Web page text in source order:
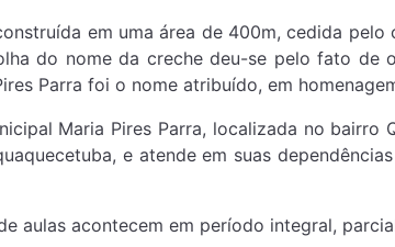
em uma área de 400m, cedida pelo
do nome da creche deu-se pelo fato de
Parra foi o nome atribuído, em
Maria Pires Parra, localizada no bairro
e atende em suas
acontecem em período integral,